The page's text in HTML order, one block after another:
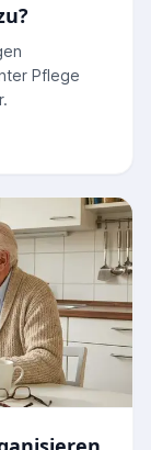
Pflege